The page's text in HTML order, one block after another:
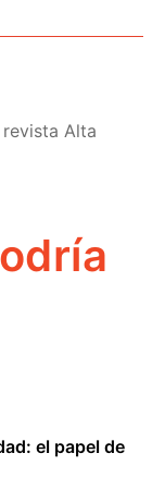
Alta
el papel de